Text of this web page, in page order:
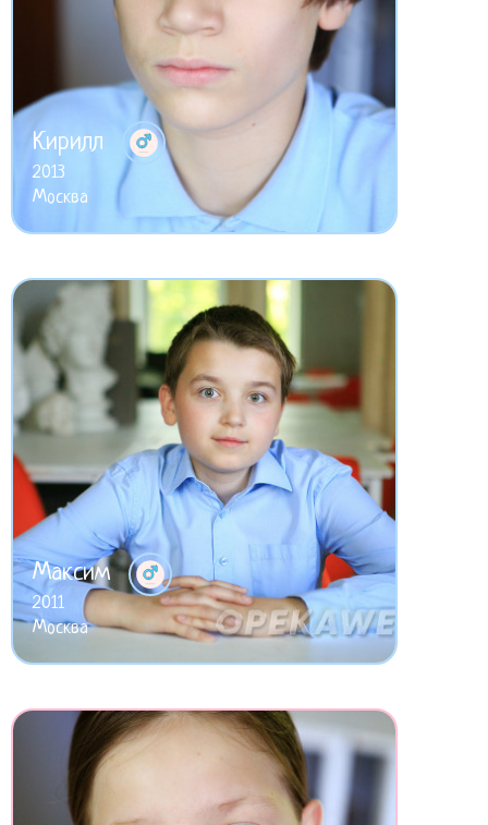
Кирилл
2013
Москва
Максим
2011
Москва